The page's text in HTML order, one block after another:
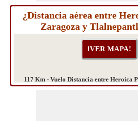
¿Distancia aérea entre
Zaragoza y
117 Km - Vuelo Distancia entre Heroica